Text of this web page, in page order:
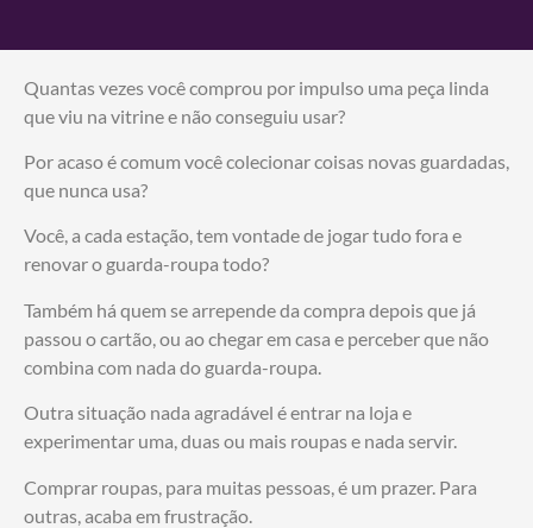
Quantas vezes você comprou por impulso uma peça linda
que viu na vitrine e não conseguiu usar?
Por acaso é comum você colecionar coisas novas guardadas,
que nunca usa?
Você, a cada estação, tem vontade de jogar tudo fora e
renovar o guarda-roupa todo?
Também há quem se arrepende da compra depois que já
passou o cartão, ou ao chegar em casa e perceber que não
combina com nada do guarda-roupa.
Outra situação nada agradável é entrar na loja e
experimentar uma, duas ou mais roupas e nada servir.
Comprar roupas, para muitas pessoas, é um prazer. Para
outras, acaba em frustração.